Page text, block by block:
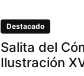
Destacado
Salita del
Ilustración